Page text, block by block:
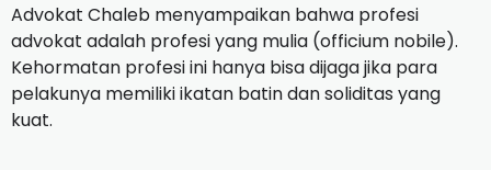
​Advokat Chaleb menyampaikan bahwa profesi
advokat adalah profesi yang mulia (officium nobile).
Kehormatan profesi ini hanya bisa dijaga jika para
pelakunya memiliki ikatan batin dan soliditas yang
kuat.